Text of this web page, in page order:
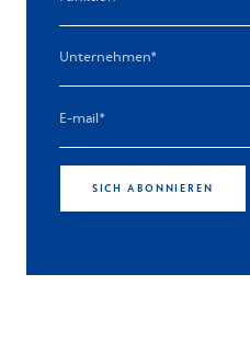
SICH ABONNIEREN